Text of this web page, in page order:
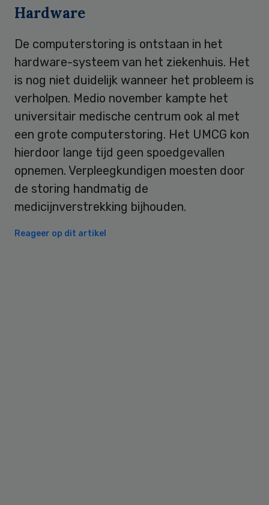
Hardware
De computerstoring is ontstaan in het
hardware-systeem van het ziekenhuis. Het
is nog niet duidelijk wanneer het probleem is
verholpen. Medio november kampte het
universitair medische centrum ook al met
een grote computerstoring. Het UMCG kon
hierdoor lange tijd geen spoedgevallen
opnemen. Verpleegkundigen moesten door
de storing handmatig de
medicijnverstrekking bijhouden.
Reageer op dit artikel